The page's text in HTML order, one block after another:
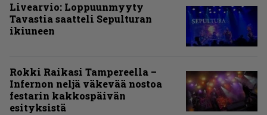
Livearvio: Loppuunmyyty
Tavastia saatteli Sepulturan
ikiuneen
Rokki Raikasi Tampereella –
Infernon neljä väkevää nostoa
festarin kakkospäivän
esityksistä